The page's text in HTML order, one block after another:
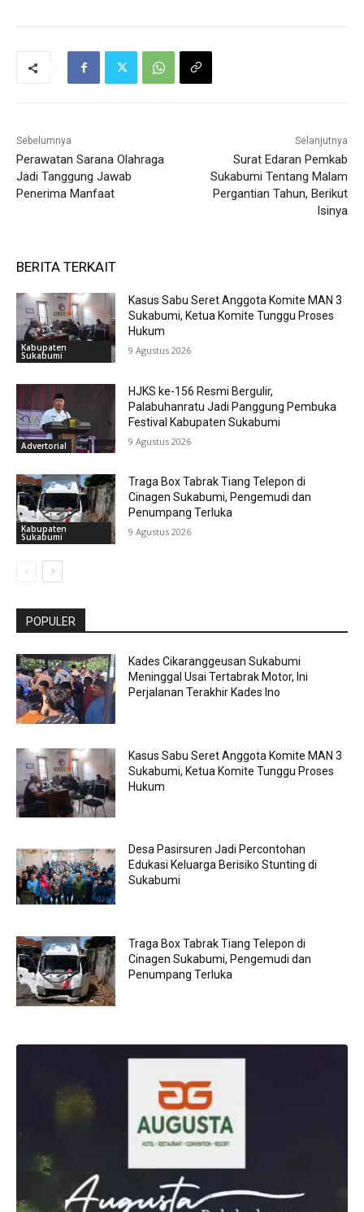
Sebelumnya
Perawatan Sarana Olahraga
Jadi Tanggung Jawab
Penerima Manfaat
Selanjutnya
Surat Edaran Pemkab
Sukabumi Tentang Malam
Pergantian Tahun, Berikut
Isinya
BERITA TERKAIT
Kabupaten
Sukabumi
Kasus Sabu Seret Anggota Komite MAN 3
Sukabumi, Ketua Komite Tunggu Proses
Hukum
9 Agustus 2026
Advertorial
HJKS ke-156 Resmi Bergulir,
Palabuhanratu Jadi Panggung Pembuka
Festival Kabupaten Sukabumi
9 Agustus 2026
Kabupaten
Sukabumi
Traga Box Tabrak Tiang Telepon di
Cinagen Sukabumi, Pengemudi dan
Penumpang Terluka
9 Agustus 2026
POPULER
Kades Cikaranggeusan Sukabumi
Meninggal Usai Tertabrak Motor, Ini
Perjalanan Terakhir Kades Ino
Kasus Sabu Seret Anggota Komite MAN 3
Sukabumi, Ketua Komite Tunggu Proses
Hukum
Desa Pasirsuren Jadi Percontohan
Edukasi Keluarga Berisiko Stunting di
Sukabumi
Traga Box Tabrak Tiang Telepon di
Cinagen Sukabumi, Pengemudi dan
Penumpang Terluka